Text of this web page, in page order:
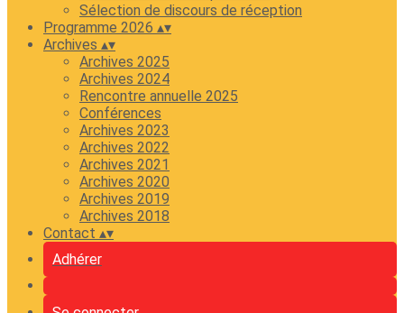
Sélection de discours de réception
Programme 2026 ▴▾
Archives ▴▾
Archives 2025
Archives 2024
Rencontre annuelle 2025
Conférences
Archives 2023
Archives 2022
Archives 2021
Archives 2020
Archives 2019
Archives 2018
Contact ▴▾
Adhérer